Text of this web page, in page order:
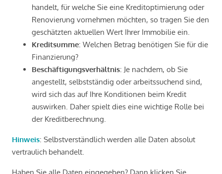
handelt, für welche Sie eine Kreditoptimierung oder
Renovierung vornehmen möchten, so tragen Sie den
geschätzten aktuellen Wert Ihrer Immobilie ein.
Kreditsumme: Welchen Betrag benötigen Sie für die
Finanzierung?
Beschäftigungsverhältnis: Je nachdem, ob Sie
angestellt, selbstständig oder arbeitssuchend sind,
wird sich das auf Ihre Konditionen beim Kredit
auswirken. Daher spielt dies eine wichtige Rolle bei
der Kreditberechnung.
Hinweis: Selbstverständlich werden alle Daten absolut
vertraulich behandelt.
Haben Sie alle Daten eingegeben? Dann klicken Sie